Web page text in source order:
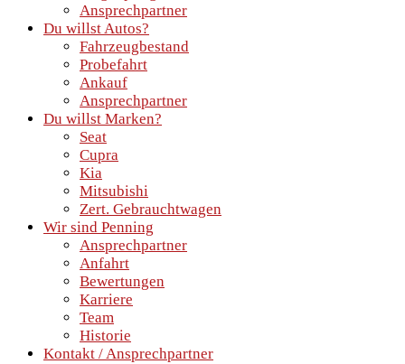
Ansprechpartner
Du willst Autos?
Fahrzeugbestand
Probefahrt
Ankauf
Ansprechpartner
Du willst Marken?
Seat
Cupra
Kia
Mitsubishi
Zert. Gebrauchtwagen
Wir sind Penning
Ansprechpartner
Anfahrt
Bewertungen
Karriere
Team
Historie
Kontakt / Ansprechpartner